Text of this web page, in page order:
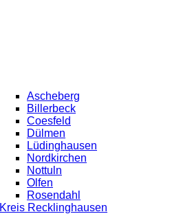
Ascheberg
Billerbeck
Coesfeld
Dülmen
Lüdinghausen
Nordkirchen
Nottuln
Olfen
Rosendahl
Kreis Recklinghausen